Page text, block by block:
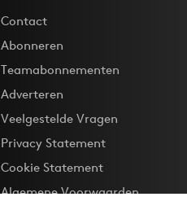
Contact
Abonneren
Teamabonnementen
Adverteren
Veelgestelde Vragen
Privacy Statement
Cookie Statement
Algemene Voorwaarden